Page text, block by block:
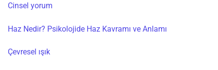
Cinsel yorum
Haz Nedir? Psikolojide Haz Kavramı ve Anlamı
Çevresel ışık